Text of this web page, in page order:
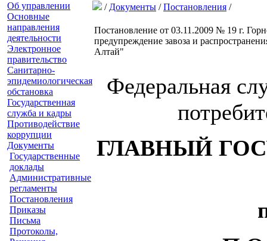
Об управлении
Основные
направления
деятельности
Электронное
правительство
Санитарно-
эпидемиологическая
обстановка
Государственная
служба и кадры
Противодействие
коррупции
Документы
Государственные
доклады
Административные
регламенты
Постановления
Приказы
Письма
Протоколы,
/ Документы /Постановления /
Постановление от 03.11.2009 № 19 г.
предупреждение завоза и
Алтай"
Федеральная
ГЛАВНЫЙ